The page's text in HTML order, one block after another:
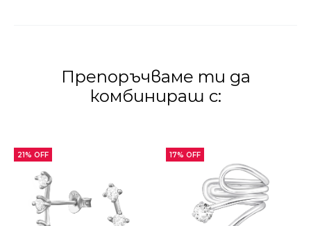
Препоръчваме ти да
комбинираш с:
21% OFF 17% OFF